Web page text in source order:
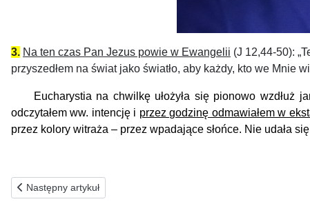
3. Na ten czas Pan Jezus powie w Ewangelii (J 12,44-50):
przyszedłem na świat jako światło, aby każdy, kto we Mnie
Eucharystia na chwilkę ułożyła się pionowo wzdłuż
odczytałem ww. intencję i przez godzinę odmawiałem w
przez kolory witraża – przez wpadające słońce. Nie udała
Poprzednia strona: 30.04.2026(c) ZA POSŁUGUJĄCYCH
Następny artykuł